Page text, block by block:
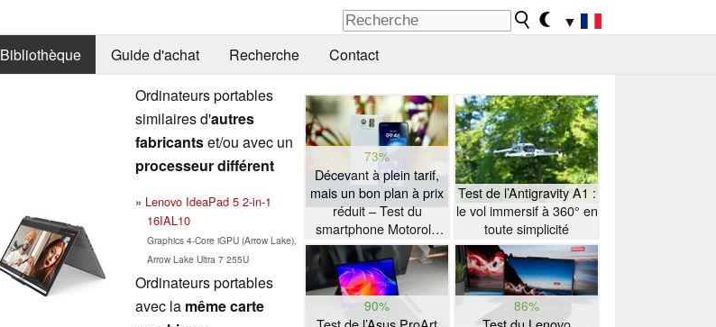
▼
Bibliothèque Guide d'achat Recherche Contact
Ordinateurs portables
similaires d'autres
fabricantset/ou avec un
processeur différent
Lenovo IdeaPad 5 2-in-1
16IAL10
Graphics 4-Core iGPU (Arrow Lake),
Arrow Lake Ultra 7 255U
Ordinateurs portables
avec la même carte
73%
Décevant à plein tarif,
mais un bon plan à prix
réduit – Test du
smartphone Motorola
Moto G47
Test de l’Antigravity A1 :
le vol immersif à 360° en
toute simplicité
90% 86%